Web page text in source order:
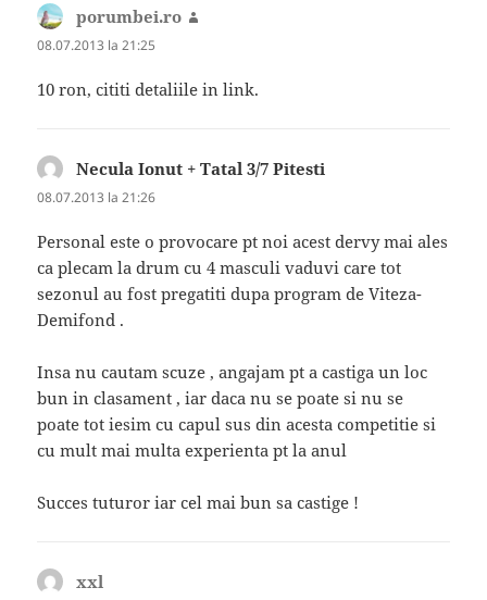
porumbei.ro
08.07.2013 la 21:25
10 ron, cititi detaliile in link.
Necula Ionut + Tatal 3/7 Pitesti
08.07.2013 la 21:26
Personal este o provocare pt noi acest dervy mai ales
ca plecam la drum cu 4 masculi vaduvi care tot
sezonul au fost pregatiti dupa program de Viteza-
Demifond .
Insa nu cautam scuze , angajam pt a castiga un loc
bun in clasament , iar daca nu se poate si nu se
poate tot iesim cu capul sus din acesta competitie si
cu mult mai multa experienta pt la anul
Succes tuturor iar cel mai bun sa castige !
xxl